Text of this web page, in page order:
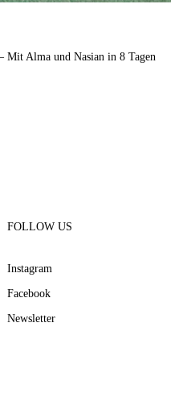
Mit Alma und Nasian in 8 Tagen
FOLLOW US
Instagram
Facebook
Newsletter